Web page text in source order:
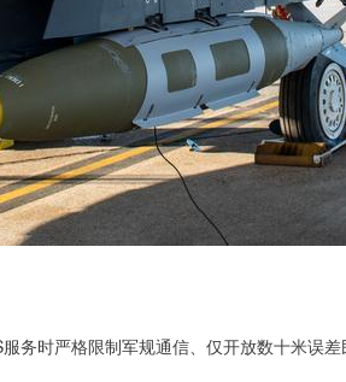
务时严格限制军规通信、仅开放数十米误差